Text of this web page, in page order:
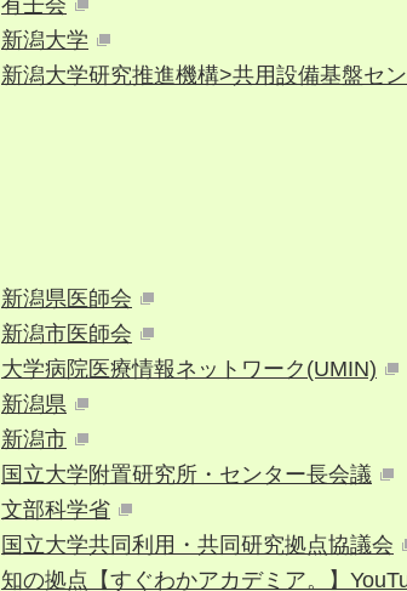
有壬会
新潟大学
新潟大学研究推進機構>共用設備基盤セ
新潟県医師会
新潟市医師会
大学病院医療情報ネットワーク(UMIN)
新潟県
新潟市
国立大学附置研究所・センター長会議
文部科学省
国立大学共同利用・共同研究拠点協議会
知の拠点【すぐわかアカデミア。】